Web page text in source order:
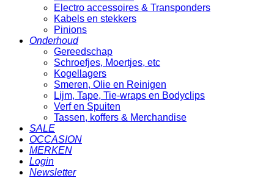
Electro accessoires & Transponders
Kabels en stekkers
Pinions
Onderhoud
Gereedschap
Schroefjes, Moertjes, etc
Kogellagers
Smeren, Olie en Reinigen
Lijm, Tape, Tie-wraps en Bodyclips
Verf en Spuiten
Tassen, koffers & Merchandise
SALE
OCCASION
MERKEN
Login
Newsletter